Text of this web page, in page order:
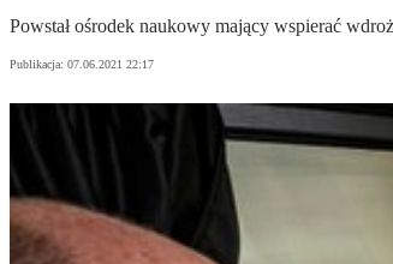
Powstał ośrodek naukowy mający wspierać
Publikacja: 07.06.2021 22:17